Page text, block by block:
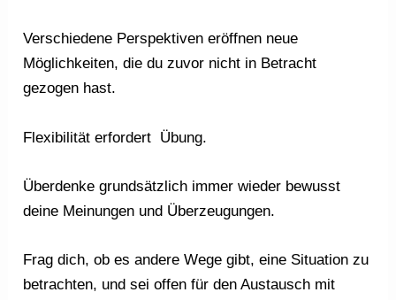
Verschiedene Perspektiven eröffnen neue
Möglichkeiten, die du zuvor nicht in Betracht
gezogen hast.
Flexibilität erfordert Übung.
Überdenke grundsätzlich immer wieder bewusst
deine Meinungen und Überzeugungen.
Frag dich, ob es andere Wege gibt, eine Situation zu
betrachten, und sei offen für den Austausch mit